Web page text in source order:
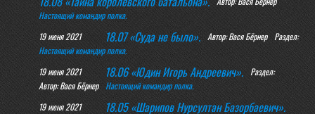
Настоящий командир полка.
19 июня 2021
18.07 «Суда не было». Автор: Вася Бёрнер
Раздел:
Настоящий командир полка.
19 июня 2021
18.06 «Юдин Игорь Андреевич».
Автор: Вася Бёрнер
Раздел:
Настоящий командир полка.
19 июня 2021
18.05 «Шарипов Нурсултан Базорбаевич».